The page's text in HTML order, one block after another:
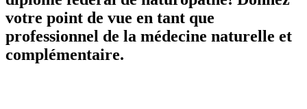
votre point de vue en tant que
professionnel de la médecine naturelle et
complémentaire.